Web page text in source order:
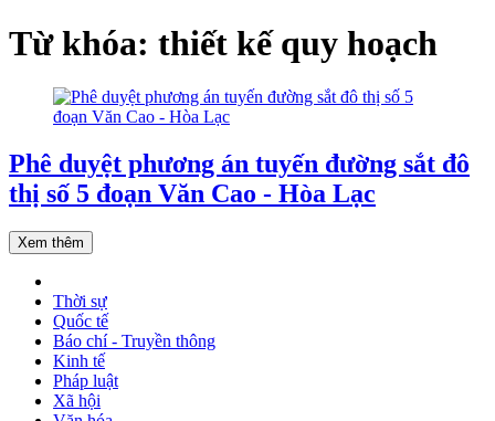
Từ khóa: thiết kế quy hoạch
Phê duyệt phương án tuyến đường sắt đô
thị số 5 đoạn Văn Cao - Hòa Lạc
Xem thêm
Thời sự
Quốc tế
Báo chí - Truyền thông
Kinh tế
Pháp luật
Xã hội